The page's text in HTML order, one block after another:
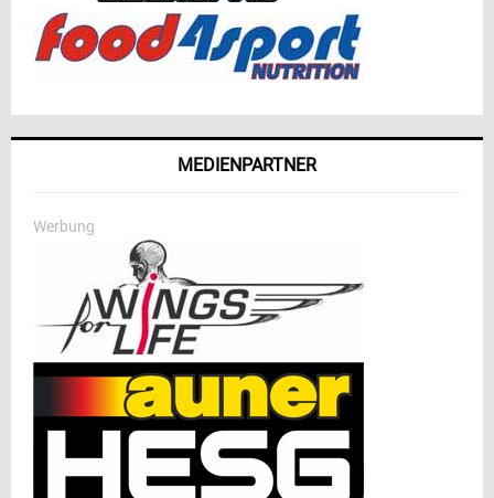
MEDIENPARTNER
Werbung